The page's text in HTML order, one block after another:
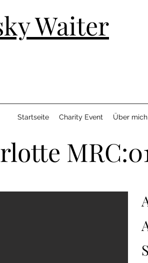
Waiter
Startseite Charity Event Über mich